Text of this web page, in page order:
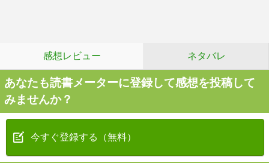
感想レビュー ネタバレ
あなたも読書メーターに登録して感想を投稿して
みませんか？
今すぐ登録する（無料）